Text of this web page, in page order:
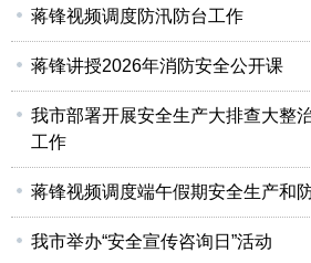
蒋锋视频调度防汛防台工作
蒋锋讲授2026年消防安全公开课
我市部署开展安全生产大排查大整
工作
蒋锋视频调度端午假期安全生产和
我市举办“安全宣传咨询日”活动